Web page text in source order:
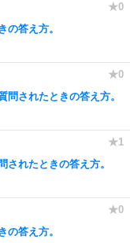
の答え方。
問されたときの答え方。
されたときの答え方。
の答え方。